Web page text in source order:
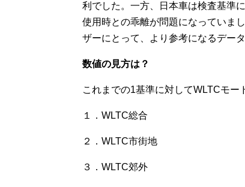
利でした。一方、日本車は検査基準
使用時との乖離が問題になっていま
ザーにとって、より参考になるデータ
数値の見方は？
これまでの1基準に対してWLTCモー
１．WLTC総合
２．WLTC市街地
３．WLTC郊外